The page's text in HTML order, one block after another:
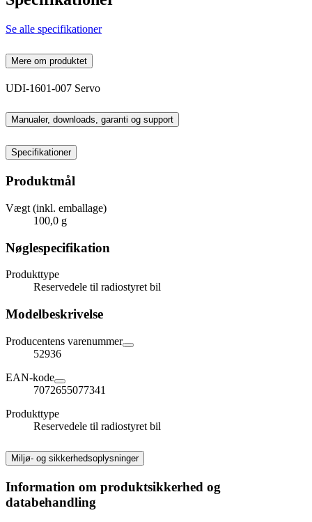
Se alle specifikationer
Mere om produktet
UDI-1601-007 Servo
Manualer, downloads, garanti og support
Specifikationer
Produktmål
Vægt (inkl. emballage)
100,0 g
Nøglespecifikation
Produkttype
Reservedele til radiostyret bil
Modelbeskrivelse
Producentens varenummer
52936
EAN-kode
7072655077341
Produkttype
Reservedele til radiostyret bil
Miljø- og sikkerhedsoplysninger
Information om produktsikkerhed og
databehandling